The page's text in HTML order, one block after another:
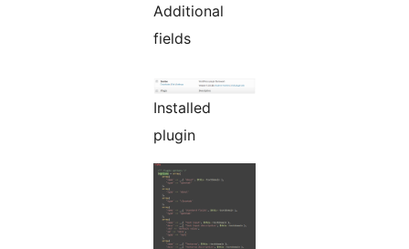
Additional
fields
Installed
plugin